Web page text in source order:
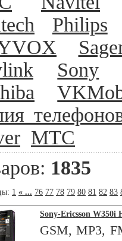
Philips
Sony
МТС
1835
1 « ... 76 77 78 79 80 81 82 83
Sony-Ericsson W350i
GSM, MP3,